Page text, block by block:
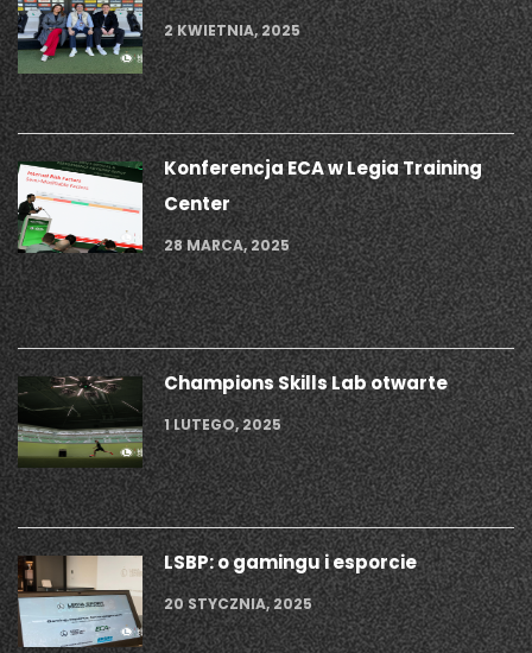
2 KWIETNIA, 2025
Konferencja ECA w Legia Training
Center
28 MARCA, 2025
Champions Skills Lab otwarte
1 LUTEGO, 2025
LSBP: o gamingu i esporcie
20 STYCZNIA, 2025